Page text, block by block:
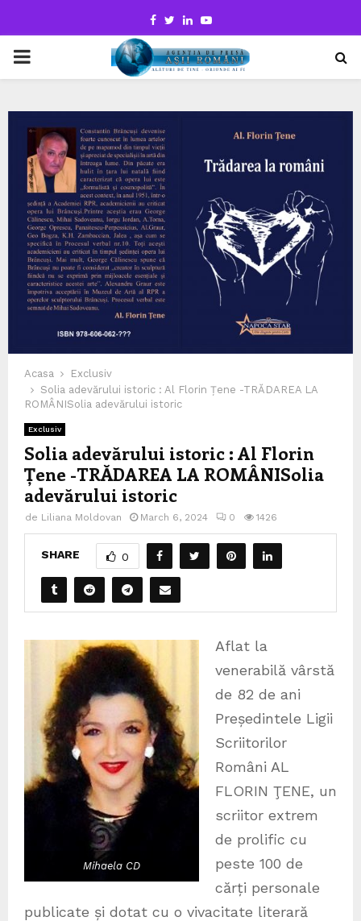
Facebook
TwitterLinkedinYoutube
PRIMARY
Acasa
Exclusiv
Solia adevărului istoric : Al Florin Țene -TRĂDAREA LA
ROMÂNISolia adevărului istoric
Exclusiv
Solia adevărului istoric : Al Florin
Țene -TRĂDAREA LA ROMÂNISolia
adevărului istoric
de Liliana Moldovan March 6, 2024 0 1426
SHARE 0
Mihaela CD
Aflat la
venerabilă vârstă
de 82 de ani
Președintele Ligii
Scriitorilor
Români AL
FLORIN ŢENE, un
scriitor extrem
de prolific cu
peste 100 de
cărți personale
publicate și dotat cu o vivacitate literară